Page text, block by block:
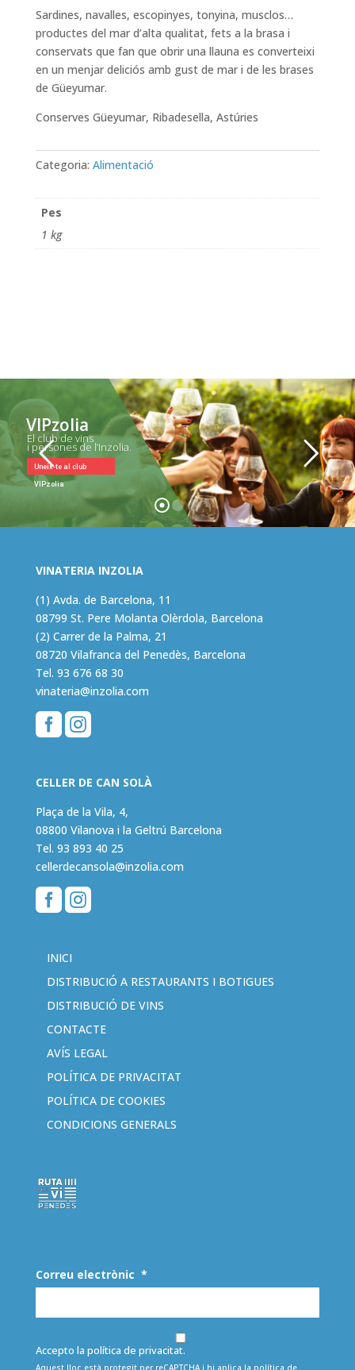
Sardines, navalles, escopinyes, tonyina, musclos…
productes del mar d’alta qualitat, fets a la brasa i
conservats que fan que obrir una llauna es converteixi
en un menjar deliciós amb gust de mar i de les brases
de Güeyumar.
Conserves Güeyumar, Ribadesella, Astúries
Categoria: Alimentació
Pes
1 kg
VIPzolia
Uneix-te al club
VIPzolia
El club de vins
i persones de l’Inzolia.
VINATERIA INZOLIA
(1) Avda. de Barcelona, 11
08799 St. Pere Molanta Olèrdola, Barcelona
(2) Carrer de la Palma, 21
08720 Vilafranca del Penedès, Barcelona
Tel. 93 676 68 30
vinateria@inzolia.com

CELLER DE CAN SOLÀ
Plaça de la Vila, 4,
08800 Vilanova i la Geltrú Barcelona
Tel. 93 893 40 25
cellerdecansola@inzolia.com
 
INICI
DISTRIBUCIÓ A RESTAURANTS I BOTIGUES
DISTRIBUCIÓ DE VINS
CONTACTE
AVÍS LEGAL
POLÍTICA DE PRIVACITAT
POLÍTICA DE COOKIES
CONDICIONS GENERALS
Correu electrònic *
Accepto la política de privacitat.